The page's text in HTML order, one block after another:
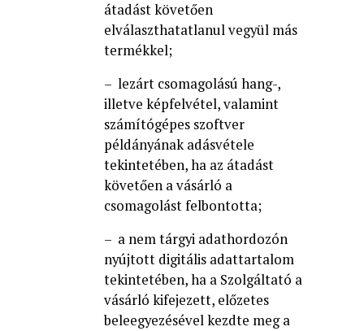
átadást követően
elválaszthatatlanul vegyül más
termékkel;
– lezárt csomagolású hang-,
illetve képfelvétel, valamint
számítógépes szoftver
példányának adásvétele
tekintetében, ha az átadást
követően a vásárló a
csomagolást felbontotta;
– a nem tárgyi adathordozón
nyújtott digitális adattartalom
tekintetében, ha a Szolgáltató a
vásárló kifejezett, előzetes
beleegyezésével kezdte meg a